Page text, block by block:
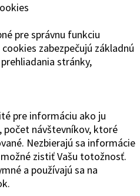
pre správnu funkciu
zabezpečujú základnú
stránky,
pre informáciu ako ju
počet návštevníkov, ktoré
Nezbierajú sa informácie
zistiť Vašu totožnosť.
a používajú sa na